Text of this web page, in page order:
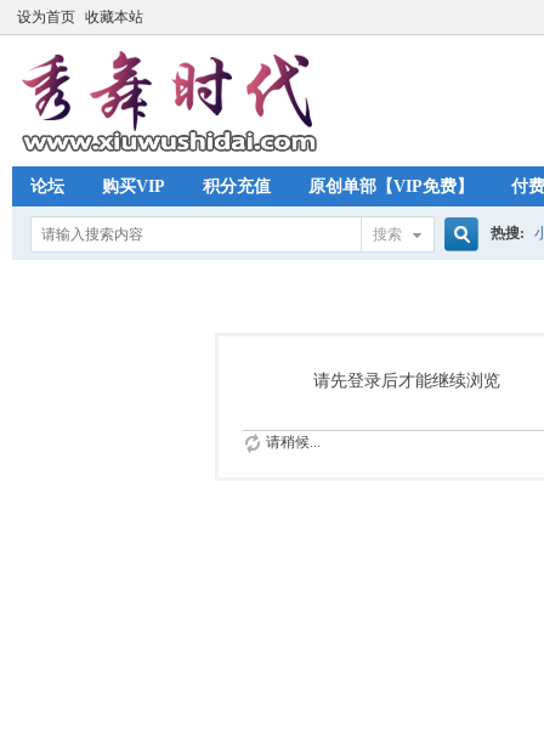
设为首页 收藏本站
论坛 购买VIP 积分充值 原创单部【VIP免费】 付
搜索
索
热搜:
请先登录后才能继续浏览
请稍候...